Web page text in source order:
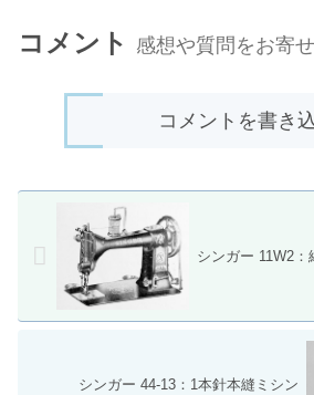
コメント 感想や質問をお寄
コメントを書き
シンガー 11W2
シンガー 44-13：1本針本縫ミシン